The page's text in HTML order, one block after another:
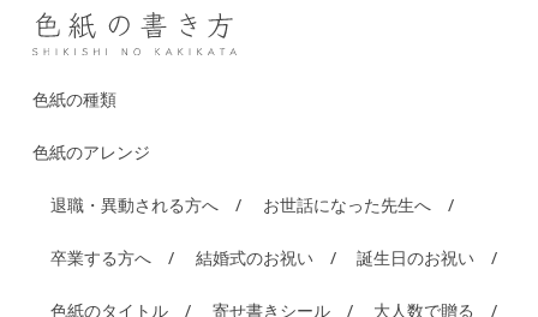
色紙の種類
色紙のアレンジ
退職・異動される方へ お世話になった先生へ
卒業する方へ 結婚式のお祝い 誕生日のお祝い
色紙のタイトル 寄せ書きシール 大人数で贈る